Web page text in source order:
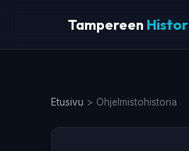
Tampereen
Etusivu > Ohjelmistohistoria